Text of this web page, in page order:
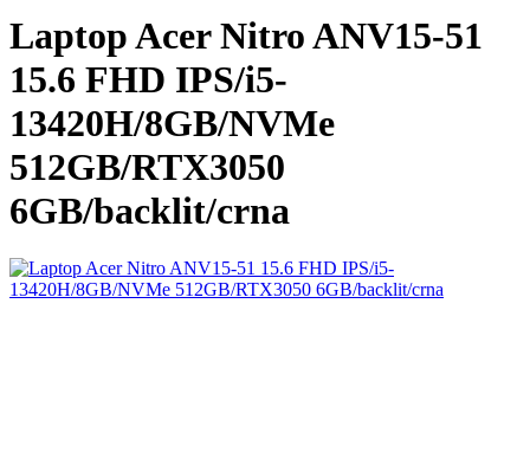
Laptop Acer Nitro ANV15-51
15.6 FHD IPS/i5-
13420H/8GB/NVMe
512GB/RTX3050
6GB/backlit/crna